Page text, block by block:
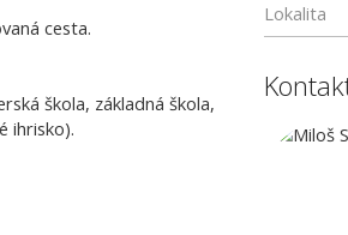
cesta.
škola, základná škola,
ihrisko).
Lokalita